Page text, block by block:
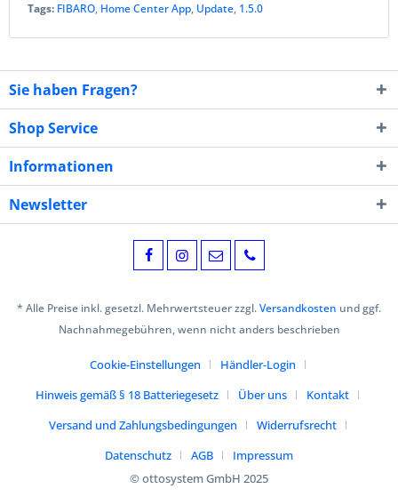
Tags: FIBARO, Home Center App, Update, 1.5.0
Sie haben Fragen?
Shop Service
Informationen
Newsletter
* Alle Preise inkl. gesetzl. Mehrwertsteuer zzgl.Versandkosten und ggf.
Nachnahmegebühren, wenn nicht anders beschrieben
Cookie-Einstellungen
Händler-Login
Hinweis gemäß § 18 Batteriegesetz
Über uns
Kontakt
Versand und Zahlungsbedingungen
Widerrufsrecht
Datenschutz
AGB
Impressum
© ottosystem GmbH 2025